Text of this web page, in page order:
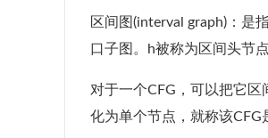
区间图(interval graph)：是
口子图。h被称为区间头节
对于一个CFG，可以把它
化为单个节点，就称该CFG